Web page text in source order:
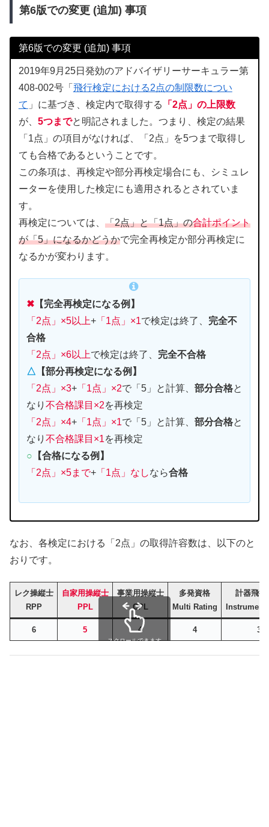
第6版での変更 (追加) 事項
第6版での変更 (追加) 事項
2019年9月25日発効のアドバイザリーサーキュラー第
408-002号「 飛行検定における2点の制限数につい
て 」に基づき、検定内で取得する
「2点」の上限数
が、 5つまでと明記されました。つまり、検定の結果
「1点」の項目がなければ、「2点」を5つまで取得し
ても合格であるということです。
この条項は、再検定や部分再検定場合にも、シミュレ
ーターを使用した検定にも適用されるとされていま
す。
再検定については、 「2点」と「1点」の合計ポイント
が「5」になるかどうかで完全再検定か部分再検定に
なるかが変わります。
✖【完全再検定になる例】
「2点」×5以上+「 1点」×1で検定は終了、 完全不
合格
「2点」×6以上で検定は終了、 完全不合格
△ 【部分再検定になる例】
「2点」×3+「1点」×2で「5」と計算、 部分合格と
なり 不合格課目×2を再検定
「2点」×4+「1点」×1で「5」と計算、 部分合格と
なり 不合格課目×1を再検定
○ 【合格になる例】
「2点」×5まで+「1点」なしなら合格
なお、各検定における「2点」の取得許容数は、以下のと
おりです。
レク操縦士
RPP
自家用操縦士
PPL
事業用操縦士
CPL
多発資格
Multi Rating
計器飛行
Instrument
6 5 4 4 3
スクロールできます